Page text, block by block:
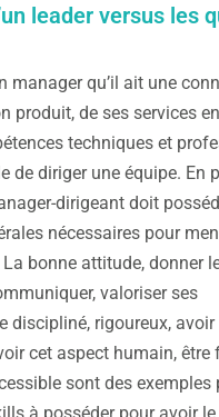
leader versus les
manager qu’il ait une
produit, de ses services
techniques et
de diriger une équipe. En
dirigeant doit
nécessaires pour
bonne attitude, donner
valoriser ses
discipliné, rigoureux, avoir
cet aspect humain, être
sont des
à posséder pour avoir le